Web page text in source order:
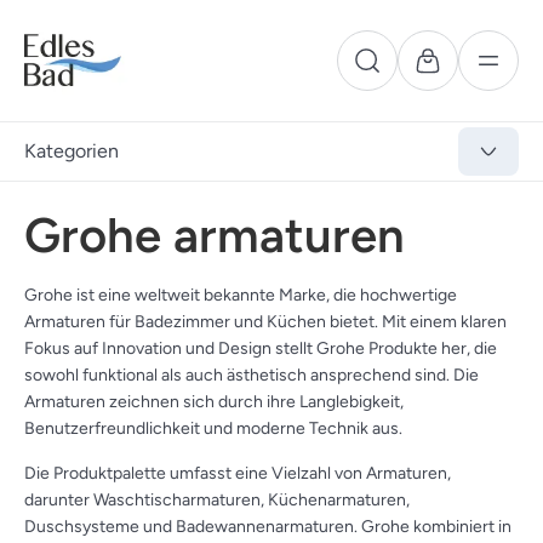
Kategorien
Grohe armaturen
Grohe ist eine weltweit bekannte Marke, die hochwertige
Armaturen für Badezimmer und Küchen bietet. Mit einem klaren
Fokus auf Innovation und Design stellt Grohe Produkte her, die
sowohl funktional als auch ästhetisch ansprechend sind. Die
Armaturen zeichnen sich durch ihre Langlebigkeit,
Benutzerfreundlichkeit und moderne Technik aus.
Die Produktpalette umfasst eine Vielzahl von Armaturen,
darunter Waschtischarmaturen, Küchenarmaturen,
Duschsysteme und Badewannenarmaturen. Grohe kombiniert in